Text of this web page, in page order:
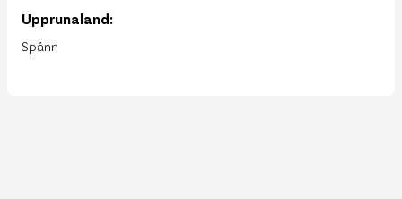
Upprunaland:
Spánn